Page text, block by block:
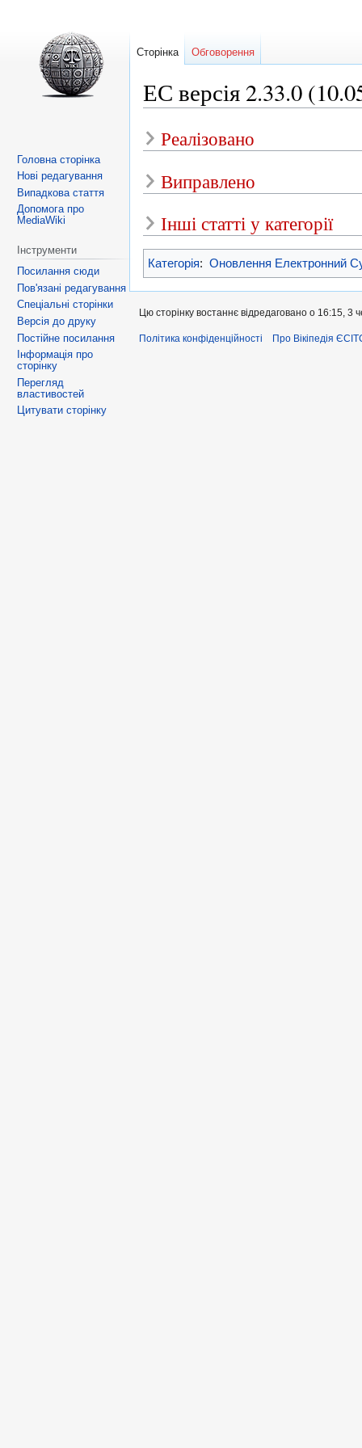
ЕС версія 2.33.0
Перейти
до
навігації
Перейти
до
пошуку
Реалізовано
Виправлено
Інші статті у категорії
Категорія: Оновлення Електронний
Сторінка Обговорення
Головна сторінка
Нові редагування
Випадкова стаття
Допомога про
MediaWiki
Інструменти
Посилання сюди
Пов'язані редагування
Спеціальні сторінки
Версія до друку
Постійне посилання
Інформація про
сторінку
Перегляд
властивостей
Цитувати сторінку
Цю сторінку востаннє відредаговано о 16:15, 3
Політика конфіденційності Про Вікіпедія